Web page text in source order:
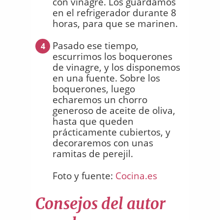
en el refrigerador durante 8
horas, para que se marinen.
4
Pasado ese tiempo,
escurrimos los boquerones
de vinagre, y los disponemos
en una fuente. Sobre los
boquerones, luego
echaremos un chorro
generoso de aceite de oliva,
hasta que queden
prácticamente cubiertos, y
decoraremos con unas
ramitas de perejil.
Foto y fuente: Cocina.es
Consejos del autor